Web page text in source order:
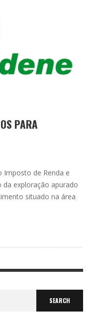
PARA
Imposto de Renda e
da exploração apurado
situado na área